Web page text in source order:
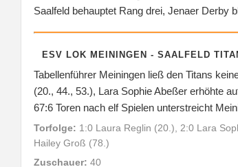
Saalfeld behauptet Rang drei, Jenaer Derby
ESV LOK MEININGEN - SAALFELD
Tabellenführer Meiningen ließ den Titans
(20., 44., 53.), Lara Sophie Abeßer erhöhte
67:6 Toren nach elf Spielen unterstreicht
Torfolge: 1:0 Laura Reglin (20.), 2:0 Lara
Hailey Groß (78.)
Zuschauer: 40